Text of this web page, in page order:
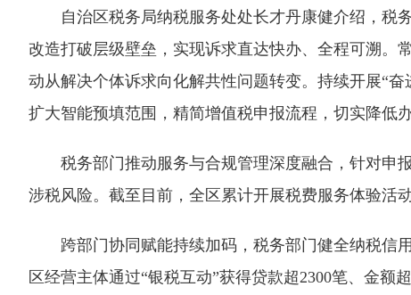
自治区税务局纳税服务处处长才丹康健介绍，税
改造打破层级壁垒，实现诉求直达快办、全程可溯。
动从解决个体诉求向化解共性问题转变。持续开展“
扩大智能预填范围，精简增值税申报流程，切实降低办
税务部门推动服务与合规管理深度融合，针对申
涉税风险。截至目前，全区累计开展税费服务体验活
跨部门协同赋能持续加码，税务部门健全纳税信用
区经营主体通过“银税互动”获得贷款超2300笔、金